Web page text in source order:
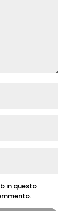
in questo